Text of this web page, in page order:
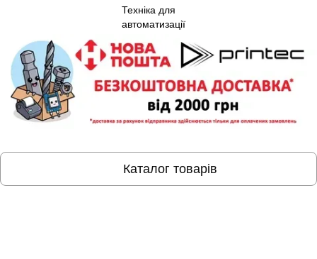
Каталог товарів